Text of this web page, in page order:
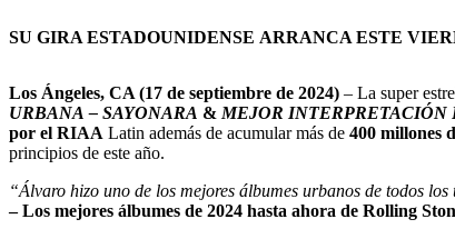
SU GIRA ESTADOUNIDENSE ARRANCA ESTE
Los Ángeles, CA (17 de septiembre de 2024) – La super
URBANA – SAYONARA & MEJOR INTERPRETACIÓN
por el RIAA Latin además de acumular más de 400 millones
principios de este año.
“Álvaro hizo uno de los mejores álbumes urbanos de todos los
– Los mejores álbumes de 2024 hasta ahora de Rolling